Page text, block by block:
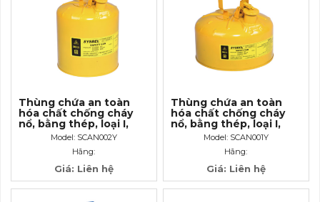
Thùng chứa an toàn
hóa chất chống cháy
nổ, bằng thép, loại I,
màu vàng, cho đựng
Gallon/ 19 Lít
Model: SCAN002Y
Hãng:
Giá: Liên hệ
Thùng chứa an toàn
hóa chất chống cháy
nổ, bằng thép, loại I,
màu vàng, cho đựng
2.5 Gallon/ 9.5 Lít
Model: SCAN001Y
Hãng:
Giá: Liên hệ